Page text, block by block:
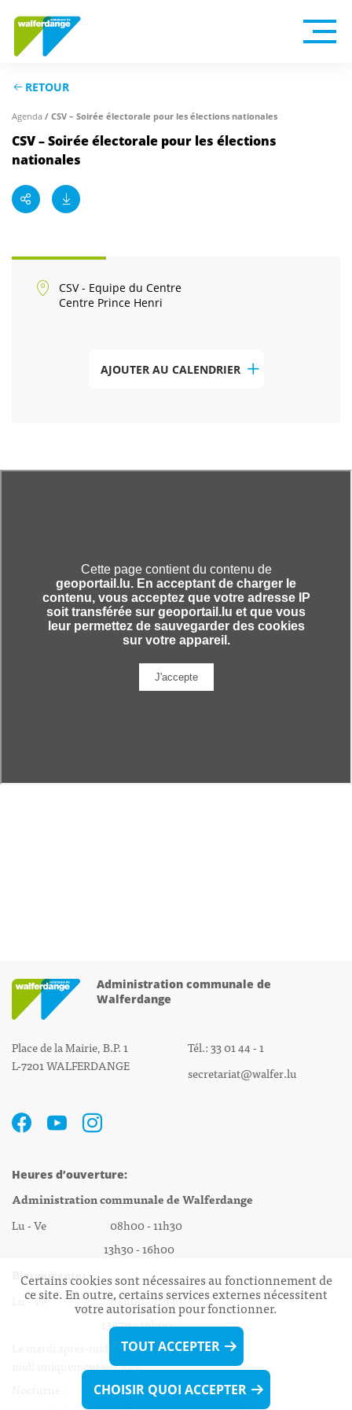
RETOUR
Agenda / CSV – Soirée électorale pour les élections nationales
CSV – Soirée électorale pour les élections
nationales
CSV - Equipe du Centre
Centre Prince Henri
AJOUTER AU CALENDRIER
Administration communale de
Walferdange
Place de la Mairie, B.P. 1
L-7201 WALFERDANGE
Tél.: 33 01 44 - 1
secretariat@walfer.lu
Heures d’ouverture:
Administration communale de Walferdange
Lu - Ve 08h00 - 11h30
13h30 - 16h00
Biergercenter
Lu - Ve 08h00 - 11h30
13h30 - 16h00
Le mardi après-midi et le vendredi après-
midi uniquement sur Rdv.
Certains cookies sont nécessaires au fonctionnement de
ce site. En outre, certains services externes nécessitent
votre autorisation pour fonctionner.
TOUT ACCEPTER
CHOISIR QUOI ACCEPTER